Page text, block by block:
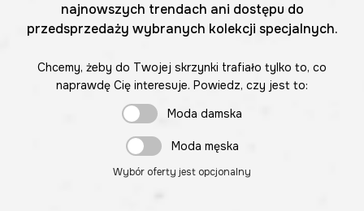
najnowszych trendach ani dostępu do
przedsprzedaży wybranych kolekcji specjalnych.
Chcemy, żeby do Twojej skrzynki trafiało tylko to, co
naprawdę Cię interesuje. Powiedz, czy jest to:
Moda damska
Moda męska
Wybór oferty jest opcjonalny